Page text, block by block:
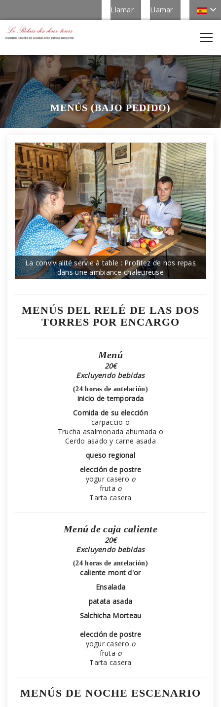
Llamar
Llamar
MENÚS (BAJO PEDIDO)
La convivialité servie à table : Profitez de nos repas
dans une ambiance chaleureuse
MENÚS DEL RELÉ DE LAS DOS
TORRES POR ENCARGO
Menú
20€
Excluyendo bebidas
(24 horas de antelación)
inicio de temporada
Comida de su elección
carpaccio o
Trucha asalmonada ahumada o
Cerdo asado y carne asada
queso regional
elección de postre
yogur casero o
fruta o
Tarta casera
Menú de caja caliente
20€
Excluyendo bebidas
(24 horas de antelación)
caliente mont d'or
Ensalada
patata asada
Salchicha Morteau
elección de postre
yogur casero o
fruta o
Tarta casera
MENÚS DE NOCHE ESCENARIO